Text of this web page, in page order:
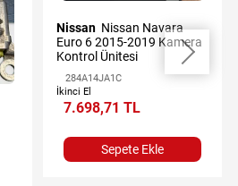
Nissan
Euro 6 2015-2019 Kamera
Kontrol Ünitesi
284A14JA1C
İkinci El
7.698,71 TL
Sepete Ekle